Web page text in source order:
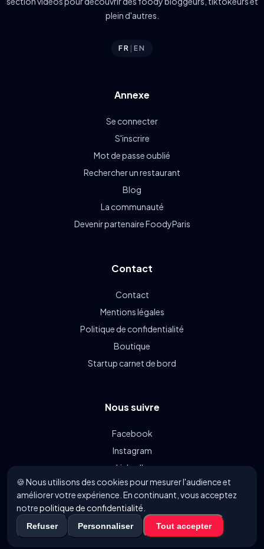
plein d'autres.
FR |EN
Annexe
Se connecter
S'inscrire
Mot de passe oublié
Rechercher un restaurant
Blog
La communauté
Devenir partenaire FoodyParis
Contact
Contact
Mentions légales
Politique de confidentialité
Boutique
Startup carnet de bord
Nous suivre
Facebook
Instagram
LinkedIn
Linkin.bio
© 2021 - 2026 FoodyParis.com - Tous les droits réservés.
🍪 Nous utilisons des cookies pour mesurer l'audience et
améliorer votre expérience. En continuant, vous acceptez
notrepolitique de confidentialité
Refuser Personnaliser Tout accepter